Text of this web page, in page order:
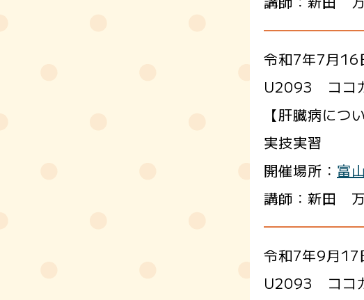
令和7年7月
U2093 ココ
【肝臓病につ
実技実習
開催場所： 富
講師：新田
令和7年9月
U2093 ココ